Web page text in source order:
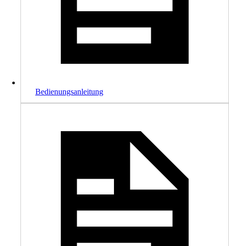
Bedienungsanleitung